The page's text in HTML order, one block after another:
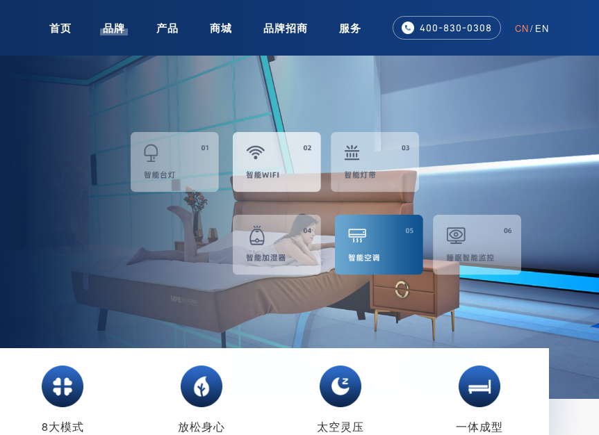
CN/ EN
400-830-0308
首页 品牌 产品 商城 品牌招商 服务
8大模式 放松身心 太空灵压 一体成型